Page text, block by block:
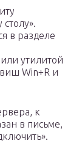
в разделе
утилитой
Win+R и
к
в письме,